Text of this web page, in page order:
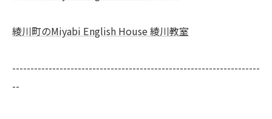
綾川町のMiyabi English House 綾川教室
--------------------------------------------------------------------
--